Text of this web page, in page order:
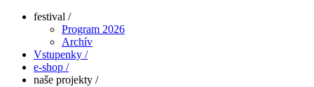
festival /
Program 2026
Archív
Vstupenky /
e-shop /
naše projekty /